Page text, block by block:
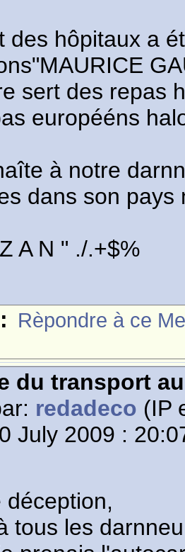
des hôpitaux a
sert des repas
europééns
à notre
dans son pays
A N " ./.+$%
Rèpondre à ce
du transport
redadeco (IP
July 2009 :
déception,
tous les